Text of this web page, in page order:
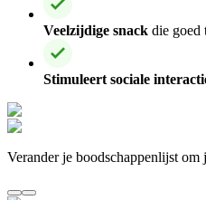
Veelzijdige snack die goed
Stimuleert sociale
Verander je boodschappenlijst om